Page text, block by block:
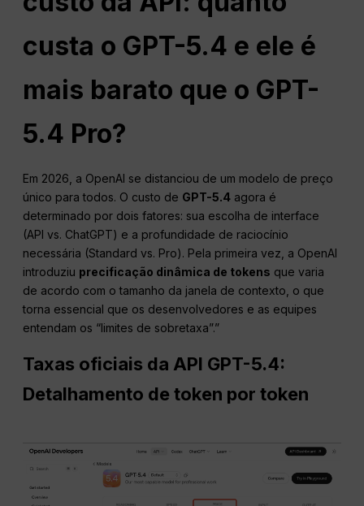
custa o GPT-5.4 e ele é
mais barato que o GPT-
5.4 Pro?
Em 2026, a OpenAI se distanciou de um modelo de preço
único para todos. O custo de GPT-5.4 agora é
determinado por dois fatores: sua escolha de interface
(API vs. ChatGPT) e a profundidade de raciocínio
necessária (Standard vs. Pro). Pela primeira vez, a OpenAI
introduziu precificação dinâmica de tokens que varia
de acordo com o tamanho da janela de contexto, o que
torna essencial que os desenvolvedores e as equipes
entendam os “limites de sobretaxa”.”
Taxas oficiais da API GPT-5.4:
Detalhamento de token por token